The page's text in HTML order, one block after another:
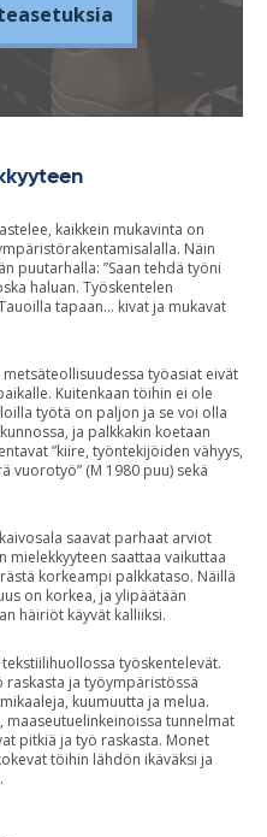
kaikkein mukavinta on
Näin
puutarhalla: ”Saan tehdä työni
haluan. Työskentelen
tapaan… kivat ja mukavat
työasiat eivät
Kuitenkaan töihin ei ole
työtä on paljon ja se voi olla
ja palkkakin koetaan
”kiire, työntekijöiden vähyys,
vuorotyö” (M 1980 puu) sekä
saavat parhaat arviot
saattaa vaikuttaa
korkeampi palkkataso. Näillä
on korkea, ja ylipäätään
häiriöt käyvät kalliiksi.
työskentelevät.
raskasta ja työympäristössä
kuumuutta ja melua.
maaseutuelinkeinoissa tunnelmat
pitkiä ja työ raskasta. Monet
töihin lähdön ikäväksi ja